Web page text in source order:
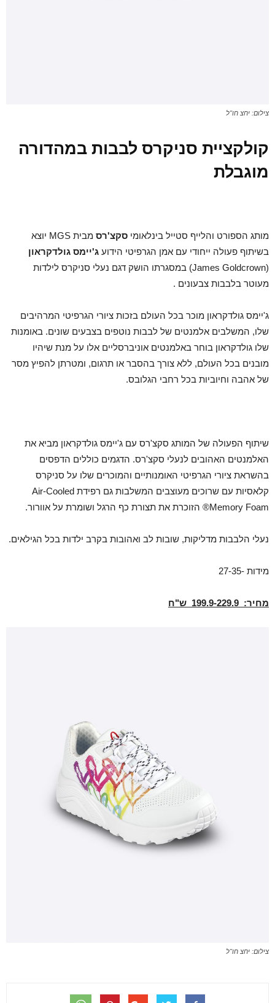
צילום: יחצ חו"ל
קולקציית סניקרס לבבות במהדורה
מוגבלת
מותג הספורט והלייף סטייל בינלאומי סקצ'רס
מבית MGS יוצא
בשיתוף פעולה ייחודי עם אמן הגרפיטי הידוע ג'יימס גולדקראון
(James Goldcrown) במסגרתו הושק דגם נעלי סניקרס לילדות
מעוטר בלבבות צבעונים .
ג'יימס גולדקראון מוכר בכל העולם בזכות ציורי הגרפיטי המרהיבים
שלו, המשלבים אלמנטים של לבבות נוטפים בצבעים שונים. באומנות
שלו גולדקראון בוחר באלמנטים אוניברסליים אלו על מנת שיהיו
מובנים בכל העולם, ללא צורך בהסבר או תרגום, ומטרתן להפיץ מסר
של אהבה וחיוביות בכל רחבי הגלובס.
שיתוף הפעולה של המותג סקצ'רס עם ג'יימס גולדקראון מביא את
האלמנטים האהובים לנעלי סקצ'רס. הדגמים כוללים הדפסים
בהשראת ציורי הגרפיטי האומנותיים והמוכרים שלו על סניקרס
קלאסיות עם שרוכים מעוצבים המשלבות גם רפידת Air-Cooled
Memory Foam® הזוכרת את תצורת כף הרגל ושומרת על אוורור.
נעלי הלבבות מדליקות, שובות לב ואהובות בקרב ילדות בכל הגילאים.
מידות -27-35
מחיר: 199.9-229.9 ש"ח
צילום: יחצ חו"ל